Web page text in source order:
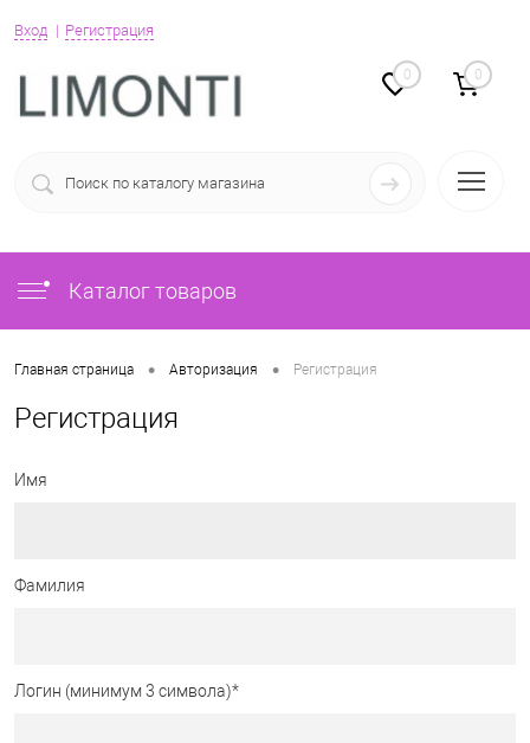
Вход Регистрация
0 0
Каталог товаров
Главная страница • Авторизация • Регистрация
Регистрация
Имя
Фамилия
Логин (минимум 3 символа)*